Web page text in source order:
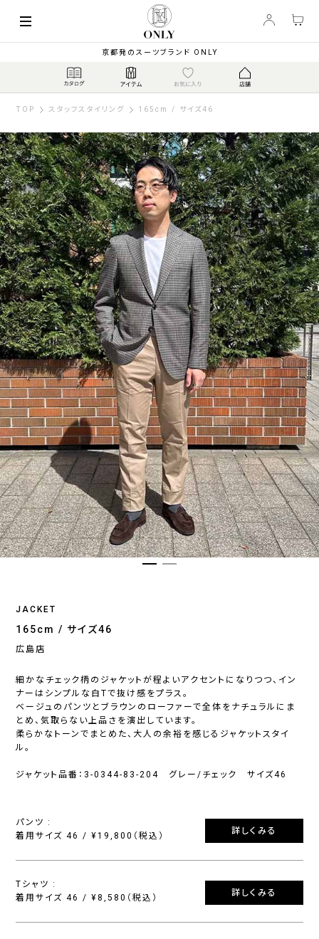
京都発のスーツブランド ONLY
TOP スタッフスタイリング 165cm / サイズ46
JACKET
165cm / サイズ46
広島店
細かなチェック柄のジャケットが程よいアクセントになりつつ、イン
ナーはシンプルな白Tで抜け感をプラス。
ベージュのパンツとブラウンのローファーで全体をナチュラルにま
とめ、気取らない上品さを演出しています。
柔らかなトーンでまとめた、大人の余裕を感じるジャケットスタイ
ル。
ジャケット品番：3-0344-83-204 グレー/チェック サイズ46
パンツ :
着用サイズ 46 / ¥19,800（税込）
詳しくみる
Tシャツ :
着用サイズ 46 / ¥8,580（税込）
詳しくみる